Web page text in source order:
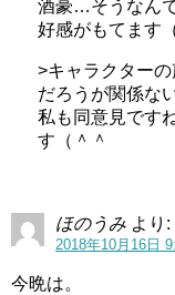
関連記事
関連記事 machicoのへ
美山加恋はア
酒豪…そうなん
好感がもてます
>キャラクター
だろうが関係な
私も同意見です
す（＾＾
ほのうみ より:
2018年10月16日
今晩は。